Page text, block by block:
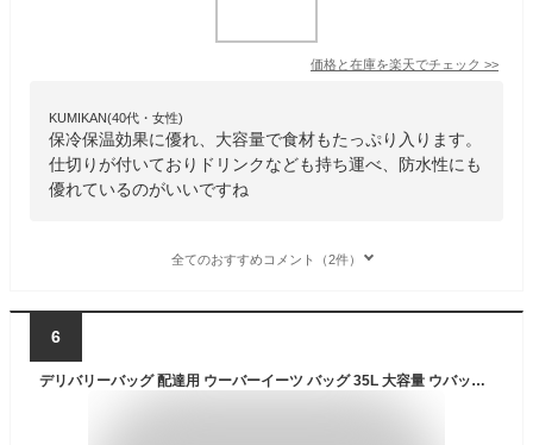
価格と在庫を楽天でチェック >>
KUMIKAN(40代・女性)
保冷保温効果に優れ、大容量で食材もたっぷり入ります。
仕切りが付いておりドリンクなども持ち運べ、防水性にも
優れているのがいいですね
全てのおすすめコメント（2件）
6
デリバリーバッグ 配達用 ウーバーイーツ バッグ 35L 大容量 ウバック 保温 保冷 リュック カバン バックパック ピザポーチ ウーバー バッグ 防水 配達バッグ Delivery Bag 男女兼用 キャンプ用可能